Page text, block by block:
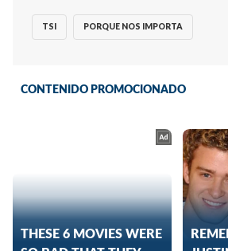
TSI PORQUE NOS IMPORTA